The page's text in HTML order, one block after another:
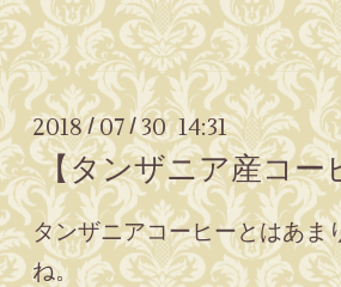
2018/07 /30 14:31
【タンザニア産コー
タンザニアコーヒーとはあ
ね。